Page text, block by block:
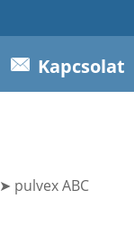
Kapcsolat
➤ pulvex ABC